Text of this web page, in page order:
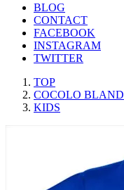
BLOG
CONTACT
FACEBOOK
INSTAGRAM
TWITTER
TOP
COCOLO BLAND
KIDS